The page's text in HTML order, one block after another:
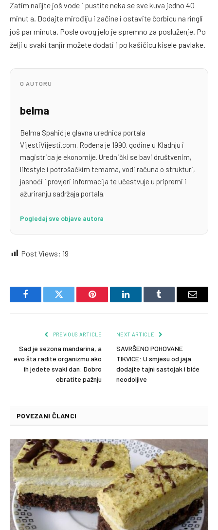
Zatim nalijte još vode i pustite neka se sve kuva jedno 40
minut a. Dodajte mirođiju i začine i ostavite čorbicu na ringli
još par minuta. Posle ovog jelo je spremno za posluženje. Po
želji u svaki tanjir možete dodati i po kašičicu kisele pavlake.
O AUTORU
belma
Belma Spahić je glavna urednica portala
VijestiVijesti.com. Rođena je 1990. godine u Kladnju i
magistrica je ekonomije. Urednički se bavi društvenim,
lifestyle i potrošačkim temama, vodi računa o strukturi,
jasnoći i provjeri informacija te učestvuje u pripremi i
ažuriranju sadržaja portala.
Pogledaj sve objave autora
Post Views: 19
FacebookTwitter Pinterest LinkedInTumblr Email
PREVIOUS ARTICLE
Sad je sezona mandarina, a
evo šta radite organizmu ako
ih jedete svaki dan: Dobro
obratite pažnju
NEXT ARTICLE
SAVRŠENO POHOVANE
TIKVICE: U smjesu od jaja
dodajte tajni sastojak i biće
neodoljive
POVEZANI ČLANCI